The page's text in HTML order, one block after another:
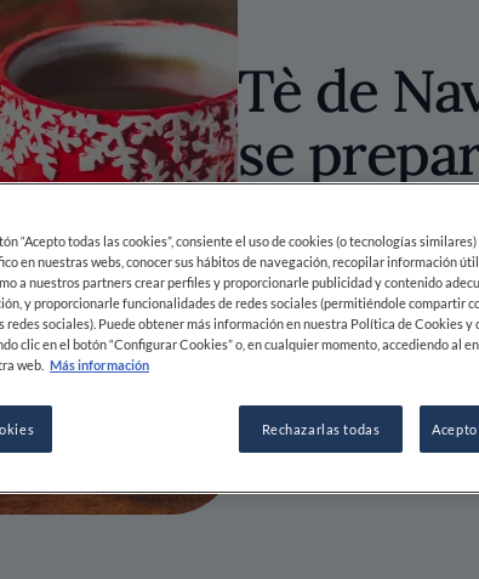
Tè de
se
PORFINE DINING LOVERS
REDACCIÓN
“Acepto todas las cookies”, consiente el uso de cookies (o tecnologías
en nuestras webs, conocer sus hábitos de navegación, recopilar información
a nuestros partners crear perfiles y proporcionarle publicidad y contenido
y proporcionarle funcionalidades de redes sociales (permitiéndole compartir
redes sociales). Puede obtener más información en nuestra Política de Cookies y
clic en el botón “Configurar Cookies” o, en cualquier momento, accediendo al
web. Más información
Rechazarlas todas